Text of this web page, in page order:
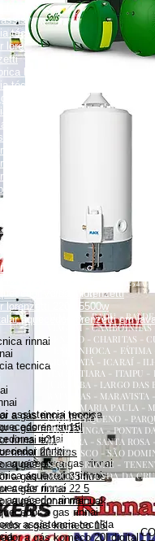
a gás komeco 15l
a gás komeco 20l digital
a gás rinnai preço
a gás rinnai 15l
rinnai e21
rinnai 21 litros
a gás preço
a gás rinnai 35 litros
a gás rinnai 22 5
a gás rinnai manual
rinnai
tecnica
assistencia tecnica
rinnai
rinnai
rinnai
aquecedor a gas rinnai
aquecedor rinnai
rinnai
aquecedor rinnai
a gas rinnai
assistencia tecnica
lorenzetti vazando
técnica
técnica chuveiro lorenzetti rj
lorenzetti não esquenta muito
lorenzetti
técnica lorenzetti lapa
técnica chuveiro lorenzetti rj
técnica
com aquecedor a gás lorenzetti
lorenzetti manual
a gás lorenzetti
a gás lorenzetti 15l
lorenzetti
aquecedor versátil lorenzetti
aquecedor lorenzetti em
lorenzetti
lorenzetti 110v
lorenzetti água da rua
versátil lorenzetti
lorenzetti 220v 5500w
aquecedor lorenzetti em
AQUECEDOR A GÁS,
INSTALAÇÃO,
AMARAL PEIXOTO 252
NITERÓI RJ
ATALAIA - BADU -
VIAGEM -
CENTRO - CHARITAS -
- ENGENHOCA -
GRAGOATÁ - ICARAÍ -
ITACOATIARA - ITAIPU -
JURUJUBA - LARGO
BATALHAS -
AZUL - MARIA PAULA -
PADRE PEQUENO -
PIRATININGA - PONTA
BÁRBARA - SANTA
FRANCISCO - SÃO
SERRA GRANDE -
MOÇAS - VENDA DA
BRASIL